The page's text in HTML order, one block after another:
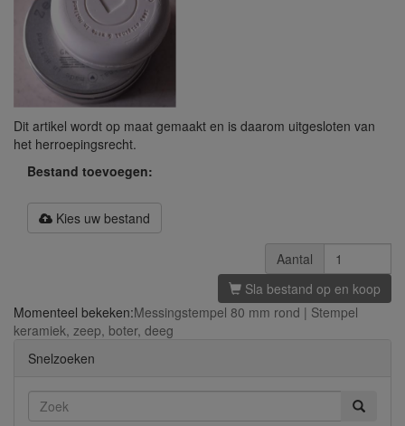
Dit artikel wordt op maat gemaakt en is daarom uitgesloten van
het herroepingsrecht.
Bestand toevoegen:
Kies uw bestand
Aantal
Sla bestand op en koop
Momenteel bekeken:Messingstempel 80 mm rond | Stempel
keramiek, zeep, boter, deeg
Snelzoeken